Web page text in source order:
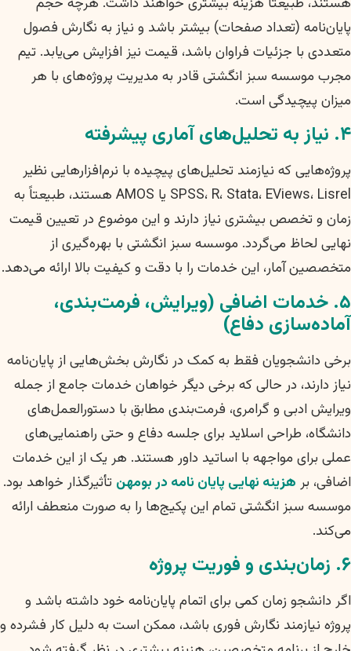
پایان‌نامه (تعداد صفحات) بیشتر باشد و نیاز به نگارش فصول
متعددی با جزئیات فراوان باشد، قیمت نیز افزایش می‌یابد. تیم
مجرب موسسه سبز انگشتی قادر به مدیریت پروژه‌های با هر
میزان پیچیدگی است.
۴. نیاز به تحلیل‌های آماری پیشرفته
پروژه‌هایی که نیازمند تحلیل‌های پیچیده با نرم‌افزارهایی نظیر
SPSS، R، Stata، EViews، Lisrel یا AMOS هستند، طبیعتاً به
زمان و تخصص بیشتری نیاز دارند و این موضوع در تعیین قیمت
نهایی لحاظ می‌گردد. موسسه سبز انگشتی با بهره‌گیری از
متخصصین آمار، این خدمات را با دقت و کیفیت بالا ارائه می‌دهد.
۵. خدمات اضافی (ویرایش، فرمت‌بندی،
آماده‌سازی دفاع)
برخی دانشجویان فقط به کمک در نگارش بخش‌هایی از پایان‌نامه
نیاز دارند، در حالی که برخی دیگر خواهان خدمات جامع از جمله
ویرایش ادبی و گرامری، فرمت‌بندی مطابق با دستورالعمل‌های
دانشگاه، طراحی اسلاید برای جلسه دفاع و حتی راهنمایی‌های
عملی برای مواجهه با اساتید داور هستند. هر یک از این خدمات
اضافی، بر هزینه نهایی پایان نامه در بومهن تأثیرگذار خواهد بود.
موسسه سبز انگشتی تمام این پکیج‌ها را به صورت منعطف ارائه
می‌کند.
۶. زمان‌بندی و فوریت پروژه
اگر دانشجو زمان کمی برای اتمام پایان‌نامه خود داشته باشد و
پروژه نیازمند نگارش فوری باشد، ممکن است به دلیل کار فشرده و